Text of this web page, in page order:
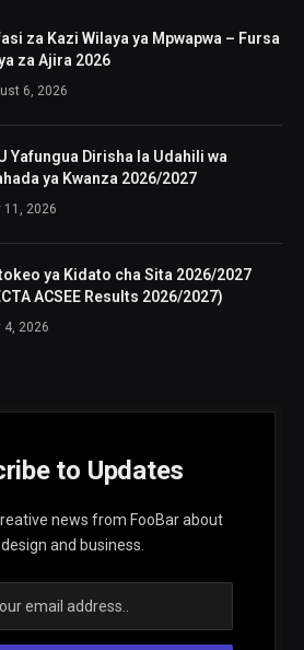
za Kazi Wilaya ya Mpwapwa – Fursa
za Ajira 2026
6, 2026
Yafungua Dirisha la Udahili wa
ya Kwanza 2026/2027
11, 2026
ya Kidato cha Sita 2026/2027
ACSEE Results 2026/2027)
4, 2026
to Updates
news from FooBar about
and business.